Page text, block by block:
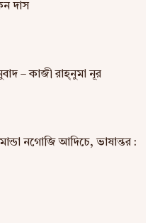
দাস
– কাজী রাহ্‌নুমা নূর
নগোজি আদিচে, ভাষান্তর :